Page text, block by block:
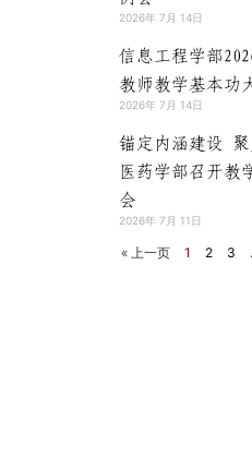
2026年 7月 14日
信息工程学部
教师教学基本功
2026年 7月 14日
锚定内涵建设
医药学部召开教
会
2026年 7月 11日
« 上一页 1 2 3